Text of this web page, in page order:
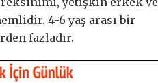
4-6 yaş arası bir
fazladır.